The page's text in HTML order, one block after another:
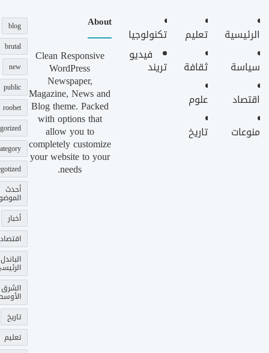
الرئيسية
سياسة
اقتصاد
منوعات
تعليم
ثقافة
علوم
تاريخ
تكنولوجيا
فيديو
تريند
About
Clean Responsive
WordPress
Newspaper,
Magazine, News and
Blog theme. Packed
with options that
allow you to
completely customize
your website to your
needs.
blog
brutal
new
public
roobet
أحدث
أخبار
اقتصاد
الباندل
الشرق
تاريخ
تعليم